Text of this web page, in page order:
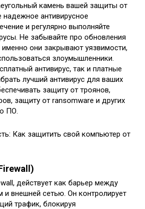
камень вашей защиты от
надежное антивирусное
и регулярно выполняйте
Не забывайте про обновления
они закрывают уязвимости,
злоумышленники.
антивирус, так и платные
лучший антивирус для ваших
защиту от троянов,
защиту от ransomware и других
ПО.
действует как барьер между
внешней сетью. Он контролирует
трафик, блокируя